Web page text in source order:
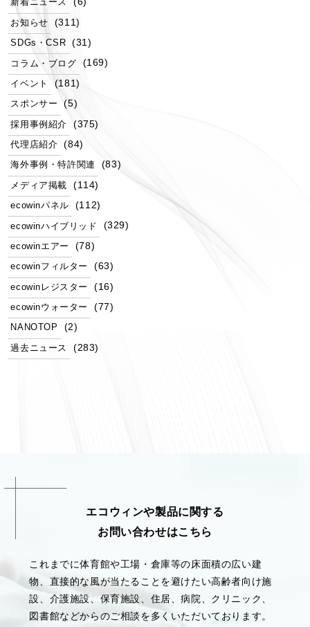
新着ニュース
お知らせ (311)
SDGs・CSR (31)
コラム・ブログ (169)
イベント (181)
スポンサー (5)
採用事例紹介 (375)
代理店紹介 (84)
海外事例・特許関連 (83)
メディア掲載 (114)
ecowinパネル (112)
ecowinハイブリッド (329)
ecowinエアー (78)
ecowinフィルター (63)
ecowinレジスター (16)
ecowinウォーター (77)
NANOTOP (2)
過去ニュース (283)
エコウィンや製品に関する
お問い合わせはこちら
これまでに体育館や工場・倉庫等の床面積の広い建
物、直接的な風が当たることを避けたい高齢者向け施
設、介護施設、保育施設、住居、病院、クリニック、
図書館などからのご相談を多くいただいております。